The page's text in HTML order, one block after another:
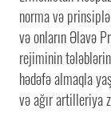
norma və
və onların Əlavə
rejiminin
hədəfə almaqla
və ağır artilleriya